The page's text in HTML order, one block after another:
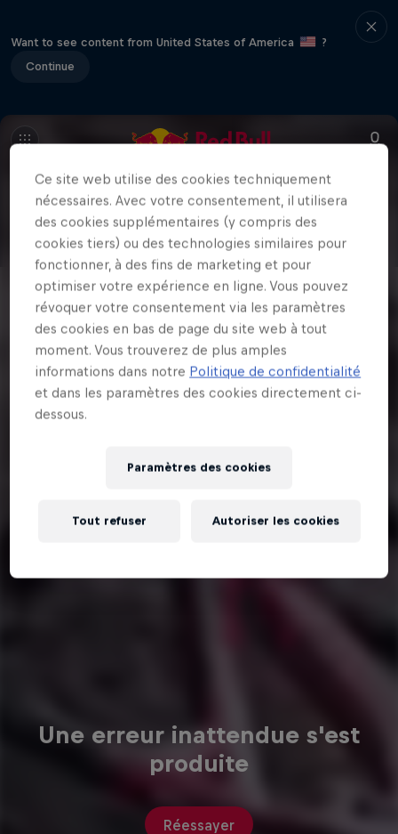
Want to see content from United States of America
?
Continue
Une erreur inattendue s'est
produite
Réessayer
Ce site web utilise des cookies techniquement
nécessaires. Avec votre consentement, il utilisera
des cookies supplémentaires (y compris des
cookies tiers) ou des technologies similaires pour
fonctionner, à des fins de marketing et pour
optimiser votre expérience en ligne. Vous pouvez
révoquer votre consentement via les paramètres
des cookies en bas de page du site web à tout
moment. Vous trouverez de plus amples
informations dans notre Politique de confidentialité
et dans les paramètres des cookies directement ci-
dessous.
Paramètres des cookies
Tout refuser Autoriser les cookies